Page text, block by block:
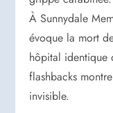
À Sunnydale
évoque la mort
hôpital identique
flashbacks
invisible.